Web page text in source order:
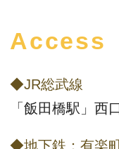
Access
◆JR総武線
「飯田橋駅」西
◆地下鉄：有楽